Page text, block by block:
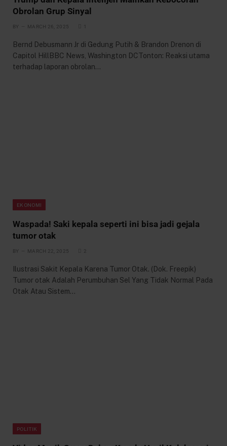
Obrolan Grup Sinyal
BY MARCH 26, 2025
Bernd Debusmann Jr di Gedung Putih & Brandon Drenon di
Capitol HillBBC News, Washington DCTonton: Reaksi utama
terhadap laporan obrolan…
EKONOMI
Waspada! Saki kepala seperti ini bisa jadi gejala
tumor otak
BY MARCH 22, 2025 2
Ilustrasi Sakit Kepala Karena Tumor Otak. (Dok. Freepik)
Tumor otak Adalah Perumbuhan Sel Yang Tidak Normal Pada
Otak Atau Sistem…
POLITIK